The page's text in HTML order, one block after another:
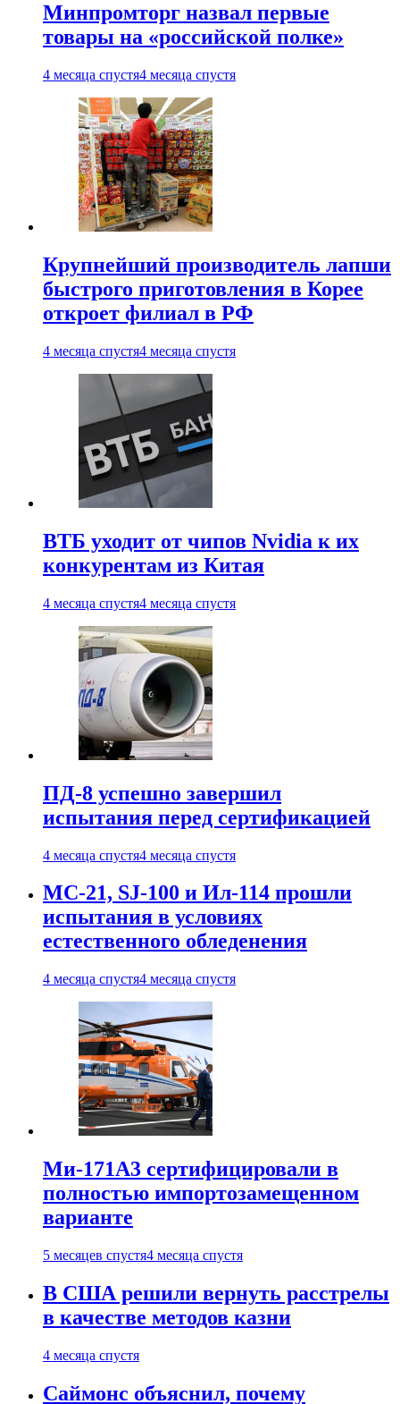
Минпромторг назвал первые
товары на «российской полке»
4 месяца спустя4 месяца спустя
Крупнейший производитель лапши
быстрого приготовления в Корее
откроет филиал в РФ
4 месяца спустя4 месяца спустя
ВТБ уходит от чипов Nvidia к их
конкурентам из Китая
4 месяца спустя4 месяца спустя
ПД-8 успешно завершил
испытания перед сертификацией
4 месяца спустя4 месяца спустя
МС-21, SJ-100 и Ил-114 прошли
испытания в условиях
естественного обледенения
4 месяца спустя4 месяца спустя
Ми-171А3 сертифицировали в
полностью импортозамещенном
варианте
5 месяцев спустя4 месяца спустя
В США решили вернуть расстрелы
в качестве методов казни
4 месяца спустя
Саймонс объяснил, почему